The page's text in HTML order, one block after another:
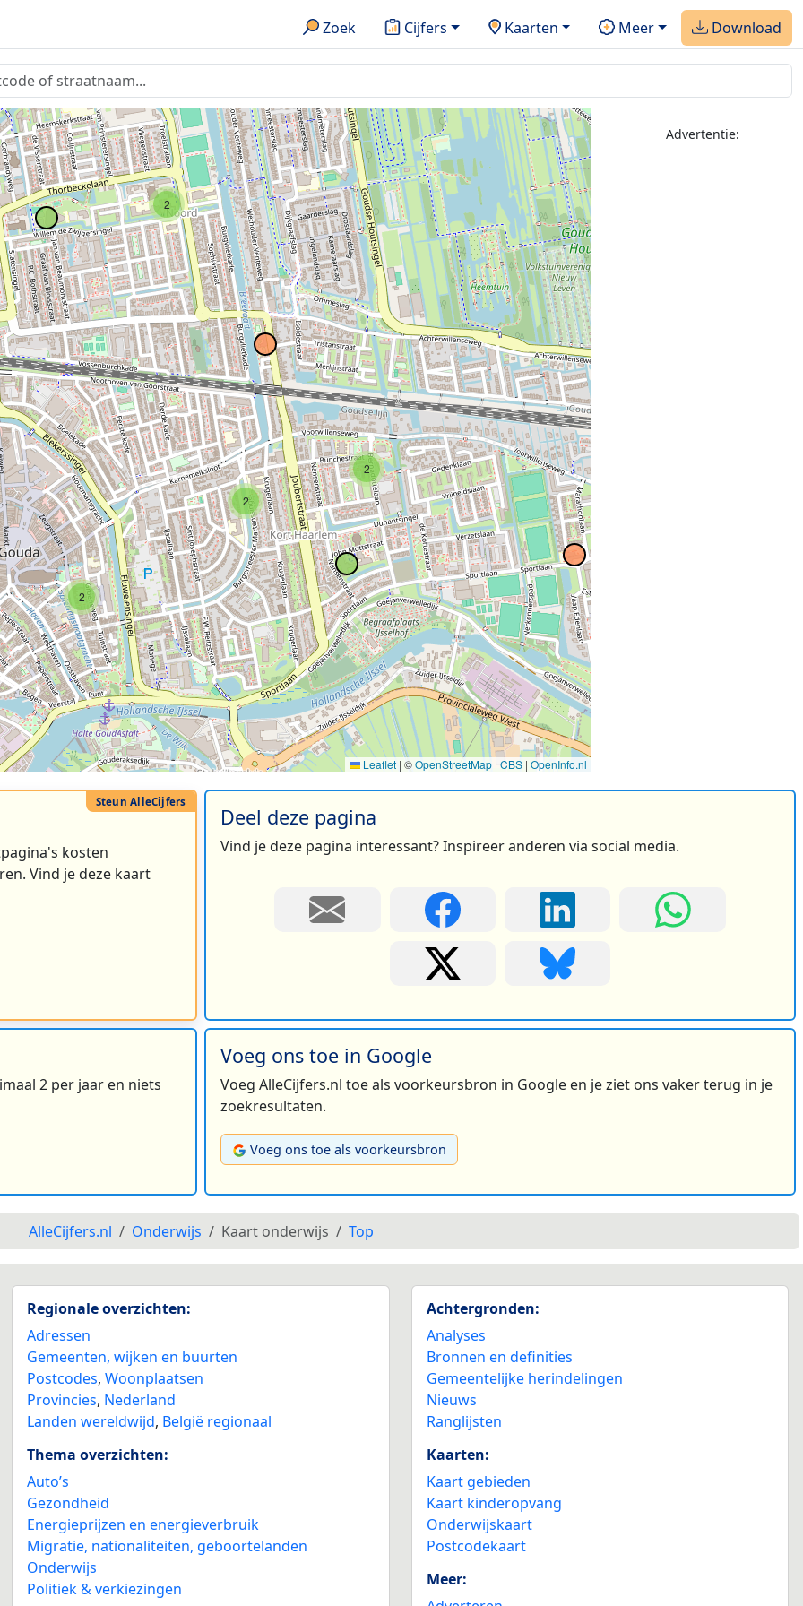
Zoek Cijfers Kaarten Meer Download
2
2
2
2
7
Leaflet | ©OpenStreetMap | CBS | OpenInfo.nl
Advertentie:
kosten
Vind je deze kaart
Deel deze pagina
Vind je deze pagina interessant? Inspireer anderen via social media.
2 per jaar en niets
Voeg ons toe in Google
Voeg AlleCijfers.nl toe als voorkeursbron in Google en je ziet ons vaker terug in je
zoekresultaten.
Voeg ons toe als voorkeursbron
AlleCijfers.nl Onderwijs Kaart onderwijs Top
Regionale overzichten:
Adressen
Gemeenten, wijken en buurten
Postcodes,Woonplaatsen
Provincies, Nederland
Landen wereldwijd, België regionaal
Thema overzichten:
Auto’s
Gezondheid
Energieprijzen en energieverbruik
Migratie, nationaliteiten, geboortelanden
Onderwijs
Politiek & verkiezingen
Achtergronden:
Analyses
Bronnen en definities
Gemeentelijke herindelingen
Nieuws
Ranglijsten
Kaarten:
Kaart gebieden
Kaart kinderopvang
Onderwijskaart
Postcodekaart
Meer: